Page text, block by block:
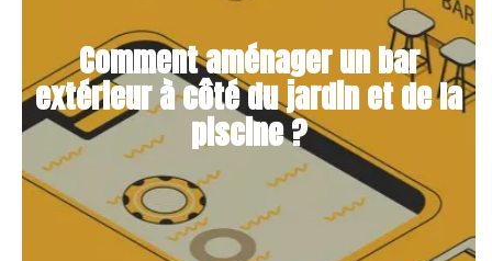
Comment aménager un bar
extérieur à côté du jardin et de la
piscine ?